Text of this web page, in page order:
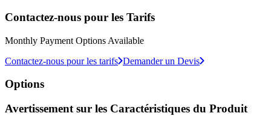
Contactez-nous pour les Tarifs
Monthly Payment Options Available
Contactez-nous pour les tarifs Demander un Devis
Options
Avertissement sur les Caractéristiques du Produit